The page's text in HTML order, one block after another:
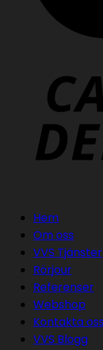
Hem
Om oss
VVS Tjänster
Rörjour
Referenser
Webshop
Kontakta oss
VVS Blogg